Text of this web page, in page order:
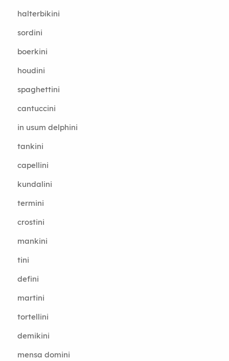
halterbikini
sordini
boerkini
houdini
spaghettini
cantuccini
in usum delphini
tankini
capellini
kundalini
termini
crostini
mankini
tini
defini
martini
tortellini
demikini
mensa domini